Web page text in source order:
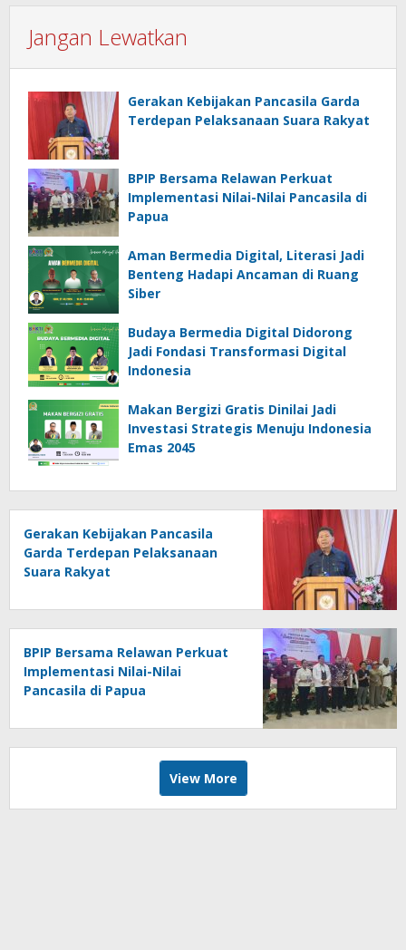
Jangan Lewatkan
Gerakan Kebijakan Pancasila Garda
Terdepan Pelaksanaan Suara Rakyat
BPIP Bersama Relawan Perkuat
Implementasi Nilai-Nilai Pancasila di
Papua
Aman Bermedia Digital, Literasi Jadi
Benteng Hadapi Ancaman di Ruang
Siber
Budaya Bermedia Digital Didorong
Jadi Fondasi Transformasi Digital
Indonesia
Makan Bergizi Gratis Dinilai Jadi
Investasi Strategis Menuju Indonesia
Emas 2045
Gerakan Kebijakan Pancasila
Garda Terdepan Pelaksanaan
Suara Rakyat
BPIP Bersama Relawan Perkuat
Implementasi Nilai-Nilai
Pancasila di Papua
View More